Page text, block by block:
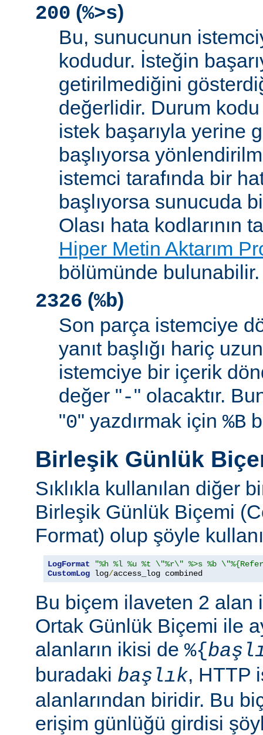
200 (%>s)
Bu, sunucunun
kodudur. İsteğin
getirilmediğini
değerlidir. Durum
istek başarıyla yerine
başlıyorsa
istemci tarafında bir
başlıyorsa sunucuda
Olası hata kodlarının
Hiper Metin Aktarım
bölümünde bulunabilir.
2326 (%b)
Son parça istemciye
yanıt başlığı hariç
istemciye bir içerik
değer "-" olacaktır.
"0" yazdırmak için %B
Birleşik Günlük
Sıklıkla kullanılan diğer
Birleşik Günlük Biçemi
Format) olup şöyle
LogFormat
"%h %l %u %t \"%r\" %>s %b
CustomLog log/access_log combined
Bu biçem ilaveten 2 alan
Ortak Günlük Biçemi ile
alanların ikisi de %{
buradaki başlık, HTTP
alanlarından biridir. Bu
erişim günlüğü girdisi